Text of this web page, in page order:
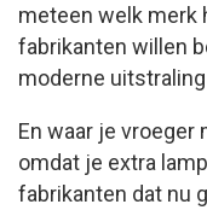
meteen welk merk
fabrikanten willen
moderne
En waar je
omdat je extra
fabrikanten dat nu